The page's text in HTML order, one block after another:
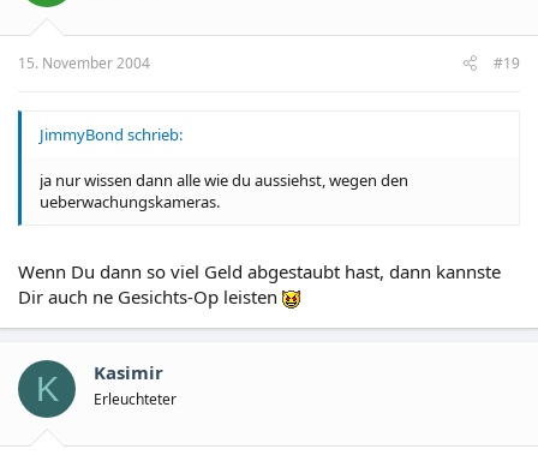
15. November 2004 #19
JimmyBond schrieb:
ja nur wissen dann alle wie du aussiehst, wegen den
ueberwachungskameras.
Wenn Du dann so viel Geld abgestaubt hast, dann kannste
Dir auch ne Gesichts-Op leisten
K Kasimir
Erleuchteter